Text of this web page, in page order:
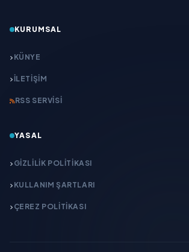
KURUMSAL
KÜNYE
İLETIŞIM
RSS SERVISI
YASAL
GIZLILIK POLITIKASI
KULLANIM ŞARTLARI
ÇEREZ POLITIKASI